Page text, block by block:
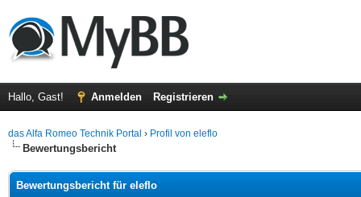
Hallo, Gast! Anmelden Registrieren
das Alfa Romeo Technik Portal › Profil von eleflo
Bewertungsbericht
Bewertungsbericht für eleflo